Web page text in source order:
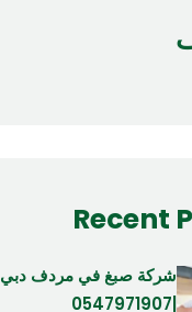
Recent
شركة صبغ في مردف دبي